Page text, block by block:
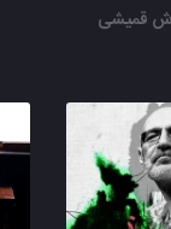
قمیشی